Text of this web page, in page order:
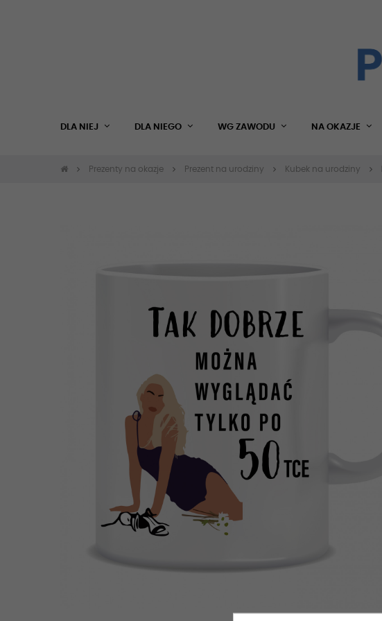
DLA NIEJ DLA NIEGO WG ZAWODU NA OKAZJE
Prezenty na okazje Prezent na urodziny Kubek na urodziny